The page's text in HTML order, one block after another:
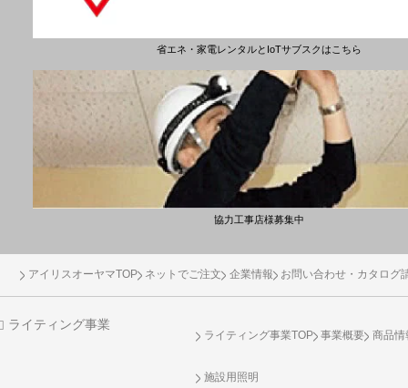
省エネ・家電レンタルとIoTサブスクはこちら
協力工事店様募集中
アイリスオーヤマTOP ネットでご注文 企業情報 お問い合わせ・カタログ
ライティング事業
ライティング事業TOP 事業概要 商品情
施設用照明